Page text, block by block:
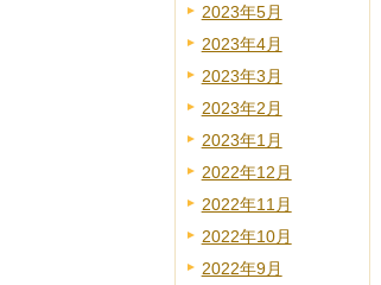
2023年5月
2023年4月
2023年3月
2023年2月
2023年1月
2022年12月
2022年11月
2022年10月
2022年9月